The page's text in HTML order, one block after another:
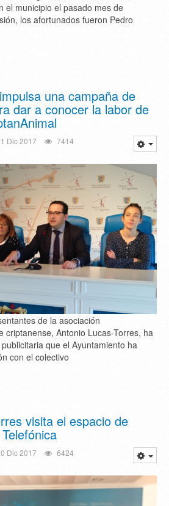
el municipio el pasado mes de
los afortunados fueron Pedro
una campaña de
dar a conocer la labor de
Dic 2017 7414
de la asociación
criptanense, Antonio Lucas-Torres, ha
que el Ayuntamiento ha
con el colectivo
visita el espacio de
Dic 2017 6424